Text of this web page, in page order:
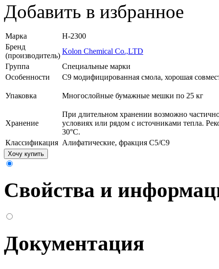
Добавить в избранное
Марка
H-2300
Бренд
(производитель)
Kolon Chemical Co.,LTD
Группа
Специальные марки
Особенности
С9 модифицированная смола, хорошая
Упаковка Многослойные бумажные мешки по 25 кг
Хранение
При длительном хранении возможно
условиях или рядом с источниками тепла.
30°С.
Классификация Алифатические, фракция С5/С9
Хочу купить
Свойства и
Документация